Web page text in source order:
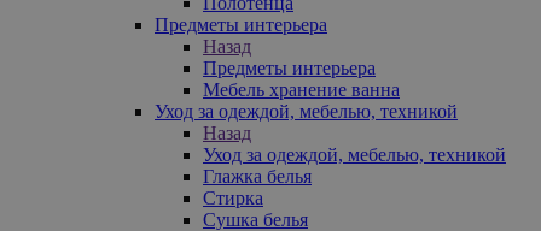
Предметы интерьера
Назад
Предметы интерьера
Мебель хранение ванна
Уход за одеждой, мебелью, техникой
Назад
Уход за одеждой, мебелью, техникой
Глажка белья
Стирка
Сушка белья